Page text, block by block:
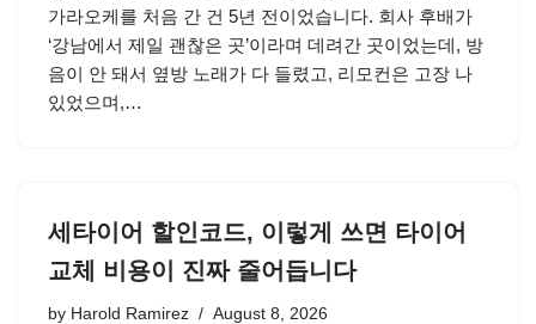
가라오케를 처음 간 건 5년 전이었습니다. 회사 후배가
‘강남에서 제일 괜찮은 곳’이라며 데려간 곳이었는데, 방
음이 안 돼서 옆방 노래가 다 들렸고, 리모컨은 고장 나
있었으며,…
세타이어 할인코드, 이렇게 쓰면 타이어
교체 비용이 진짜 줄어듭니다
by Harold Ramirez August 8, 2026